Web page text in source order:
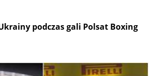
podczas gali Polsat Boxing